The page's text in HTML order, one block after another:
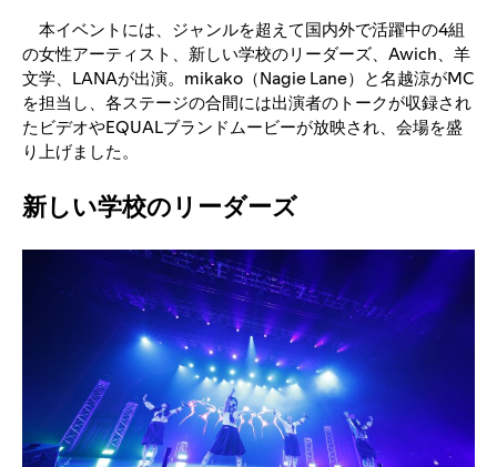
本イベントには、ジャンルを超えて国内外で活躍中の4組
の女性アーティスト、新しい学校のリーダーズ、Awich、羊
文学、LANAが出演。mikako（Nagie Lane）と名越涼がMC
を担当し、各ステージの合間には出演者のトークが収録され
たビデオやEQUALブランドムービーが放映され、会場を盛
り上げました。
新しい学校のリーダーズ